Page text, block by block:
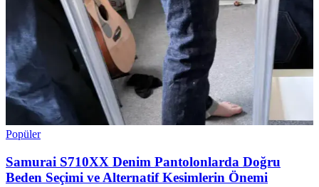
Popüler
Samurai S710XX Denim Pantolonlarda Doğru
Beden Seçimi ve Alternatif Kesimlerin Önemi